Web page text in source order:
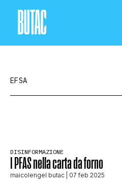
SCIENZA E TECNOLOGIA
EFSA
DISINFORMAZIONE
I PFAS nella carta da forno
maicolengel butac | 07 feb 2025